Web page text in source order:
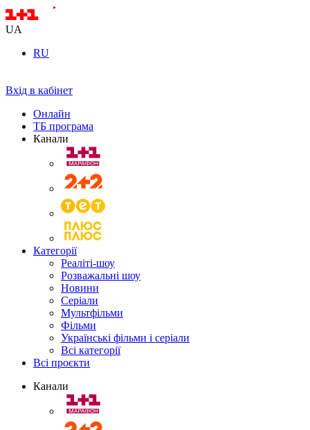
UA
RU
Вхід в кабінет
Онлайн
ТБ програма
Канали
Категорії
Реаліті-шоу
Розважальні шоу
Новини
Серіали
Мультфільми
Фільми
Українські фільми і серіали
Всі категорії
Всі проєкти
Канали